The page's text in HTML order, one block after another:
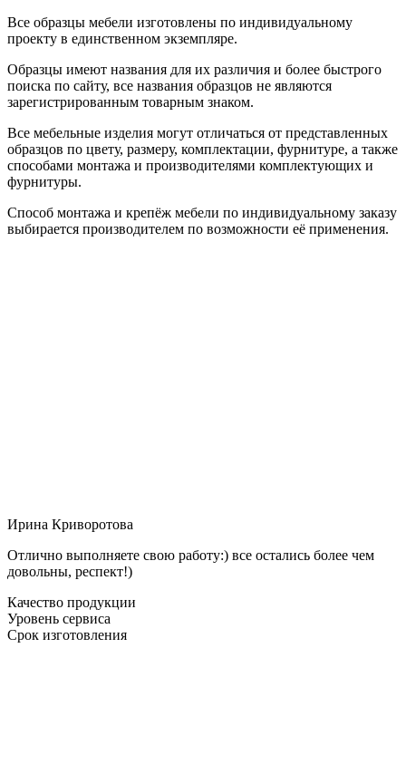
Все образцы мебели изготовлены по индивидуальному
проекту в единственном экземпляре.
Образцы имеют названия для их различия и более быстрого
поиска по сайту, все названия образцов не являются
зарегистрированным товарным знаком.
Все мебельные изделия могут отличаться от представленных
образцов по цвету, размеру, комплектации, фурнитуре, а также
способами монтажа и производителями комплектующих и
фурнитуры.
Способ монтажа и крепёж мебели по индивидуальному заказу
выбирается производителем по возможности её применения.
Ирина Криворотова
Отлично выполняете свою работу:) все остались более чем
довольны, респект!)
Качество продукции
Уровень сервиса
Срок изготовления